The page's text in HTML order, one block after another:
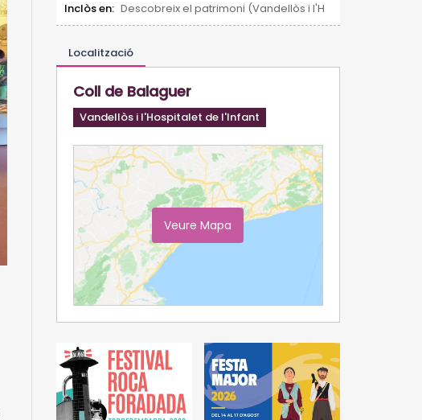
Inclòs en: Descobreix el patrimoni (Vandellòs i l'Hospitalet de
Localització
Coll de Balaguer
Vandellòs i l'Hospitalet de l'Infant
Veure Mapa